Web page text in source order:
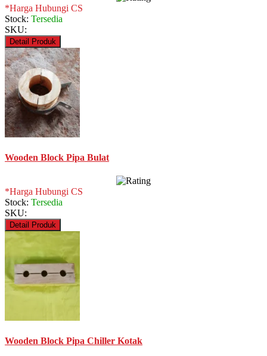
*Harga Hubungi CS
Stock: Tersedia
SKU:
Detail Produk
Wooden Block Pipa Bulat
*Harga Hubungi CS
Stock: Tersedia
SKU:
Detail Produk
Wooden Block Pipa Chiller Kotak